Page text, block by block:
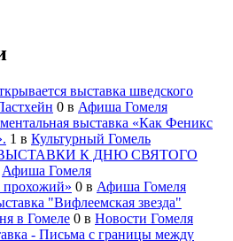
выставка шведского
0 в Афиша Гомеля
выставка «Как Феникс
1 в Культурный Гомель
К ДНЮ СВЯТОГО
Афиша Гомеля
прохожий» 0 в Афиша Гомеля
"Вифлеемская звезда"
в Гомеле 0 в Новости Гомеля
- Письма с границы между